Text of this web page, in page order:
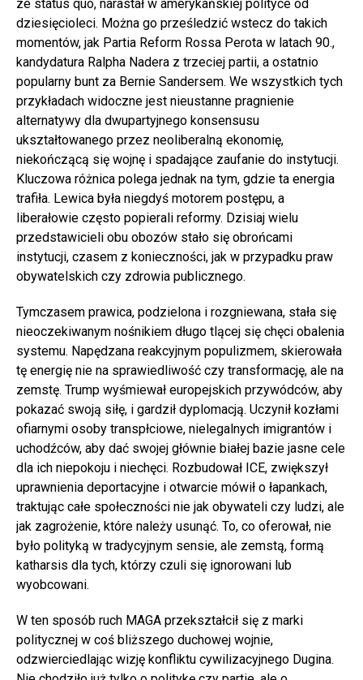
ze status quo, narastał w amerykańskiej polityce od
dziesięcioleci. Można go prześledzić wstecz do takich
momentów, jak Partia Reform Rossa Perota w latach 90.,
kandydatura Ralpha Nadera z trzeciej partii, a ostatnio
popularny bunt za Bernie Sandersem. We wszystkich tych
przykładach widoczne jest nieustanne pragnienie
alternatywy dla dwupartyjnego konsensusu
ukształtowanego przez neoliberalną ekonomię,
niekończącą się wojnę i spadające zaufanie do instytucji.
Kluczowa różnica polega jednak na tym, gdzie ta energia
trafiła. Lewica była niegdyś motorem postępu, a
liberałowie często popierali reformy. Dzisiaj wielu
przedstawicieli obu obozów stało się obrońcami
instytucji, czasem z konieczności, jak w przypadku praw
obywatelskich czy zdrowia publicznego.
Tymczasem prawica, podzielona i rozgniewana, stała się
nieoczekiwanym nośnikiem długo tlącej się chęci obalenia
systemu. Napędzana reakcyjnym populizmem, skierowała
tę energię nie na sprawiedliwość czy transformację, ale na
zemstę. Trump wyśmiewał europejskich przywódców, aby
pokazać swoją siłę, i gardził dyplomacją. Uczynił kozłami
ofiarnymi osoby transpłciowe, nielegalnych imigrantów i
uchodźców, aby dać swojej głównie białej bazie jasne cele
dla ich niepokoju i niechęci. Rozbudował ICE, zwiększył
uprawnienia deportacyjne i otwarcie mówił o łapankach,
traktując całe społeczności nie jak obywateli czy ludzi, ale
jak zagrożenie, które należy usunąć. To, co oferował, nie
było polityką w tradycyjnym sensie, ale zemstą, formą
katharsis dla tych, którzy czuli się ignorowani lub
wyobcowani.
W ten sposób ruch MAGA przekształcił się z marki
politycznej w coś bliższego duchowej wojnie,
odzwierciedlając wizję konfliktu cywilizacyjnego Dugina.